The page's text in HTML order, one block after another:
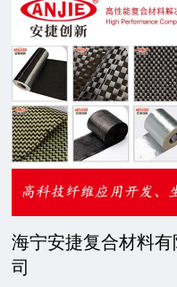
海宁安捷复合材料
司